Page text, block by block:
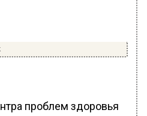
проблем здоровья